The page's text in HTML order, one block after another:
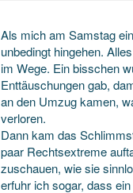
Als mich am Samstag
unbedingt hingehen.
im Wege. Ein bisschen
Enttäuschungen gab,
an den Umzug kamen,
verloren.
Dann kam das
paar Rechtsextreme
zuschauen, wie sie
erfuhr ich sogar, dass